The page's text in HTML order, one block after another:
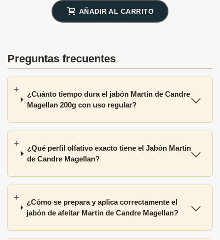
AÑADIR AL CARRITO
Preguntas frecuentes
¿Cuánto tiempo dura el jabón Martin de Candre
Magellan 200g con uso regular?
¿Qué perfil olfativo exacto tiene el Jabón Martin
de Candre Magellan?
¿Cómo se prepara y aplica correctamente el
jabón de afeitar Martin de Candre Magellan?